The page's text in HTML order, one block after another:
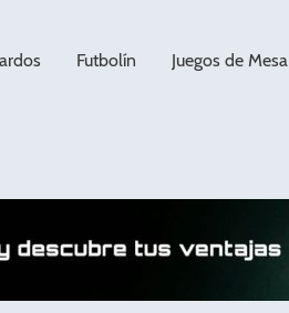
Futbolín Juegos de Mesa